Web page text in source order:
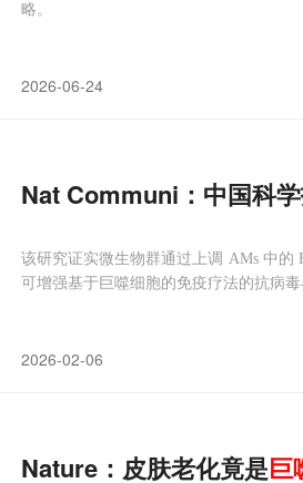
略。
2026-06-24
Nat Communi：中国科
该研究证实微生物群通过上调 AMs 中的
可增强基于巨噬细胞的免疫疗法的抗病毒
2026-02-06
Nature：皮肤老化竟是巨